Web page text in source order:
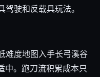
驶和反载具玩法。
难度地图入手长弓溪谷
中。跑刀流积累成本只